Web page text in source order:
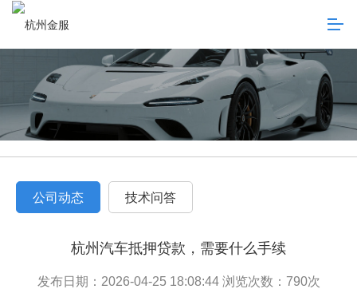
公司动态 技术问答
杭州汽车抵押贷款，需要什么手续
发布日期：2026-04-25 18:08:44 浏览次数： 790次